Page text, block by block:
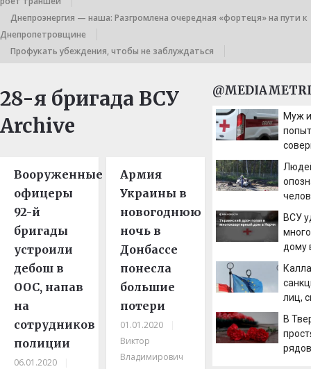
Днепроэнергия — наша: Разгромлена очередная «фортеця» на пути к
Днепропетровщине
Профукать убеждения, чтобы не заблуждаться
28-я бригада ВСУ
Archive
Вооруженные
офицеры
92-й
бригады
устроили
дебош в
ООС, напав
на
сотрудников
полиции
06.01.2020
Армия
Украины в
новогоднюю
ночь в
Донбассе
понесла
большие
потери
01.01.2020
Виктор
Владимирович
Муж
ДТП
ВСУ
дому
лиц,
В